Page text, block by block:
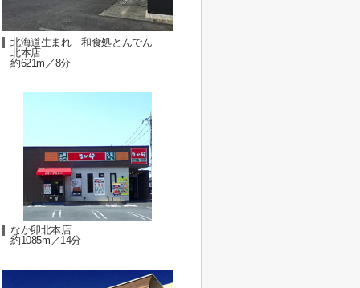
北海道生まれ 和食処とんでん
北本店
約621m／8分
なか卯北本店
約1085m／14分